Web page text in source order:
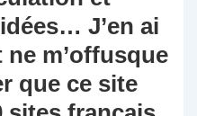
J’en ai
m’offusque
que ce site